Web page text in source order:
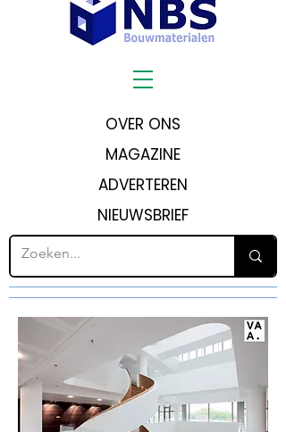
OVER ONS
MAGAZINE
ADVERTEREN
NIEUWSBRIEF